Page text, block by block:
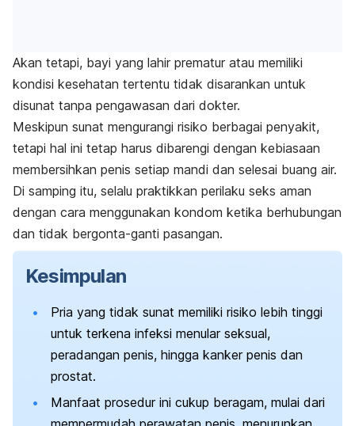
Akan tetapi, bayi yang lahir prematur atau memiliki
kondisi kesehatan tertentu tidak disarankan untuk
disunat tanpa pengawasan dari dokter.
Meskipun sunat mengurangi risiko berbagai penyakit,
tetapi hal ini tetap harus dibarengi dengan kebiasaan
membersihkan penis setiap mandi dan selesai buang air.
Di samping itu, selalu praktikkan perilaku seks aman
dengan cara menggunakan kondom ketika berhubungan
dan tidak bergonta-ganti pasangan.
Kesimpulan
Pria yang tidak sunat memiliki risiko lebih tinggi
untuk terkena infeksi menular seksual,
peradangan penis, hingga kanker penis dan
prostat.
Manfaat prosedur ini cukup beragam, mulai dari